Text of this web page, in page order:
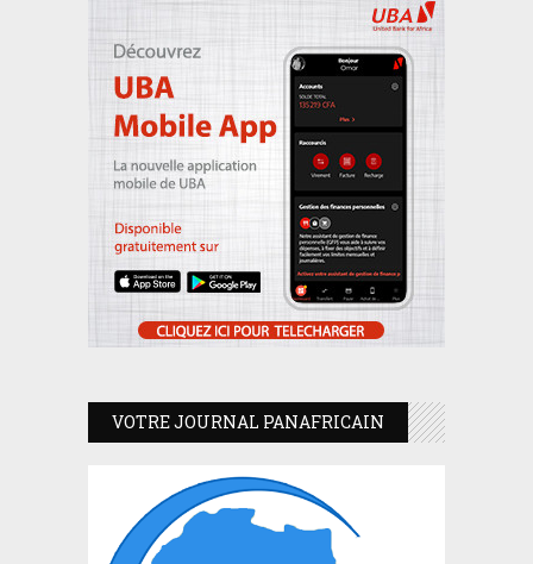
VOTRE JOURNAL PANAFRICAIN